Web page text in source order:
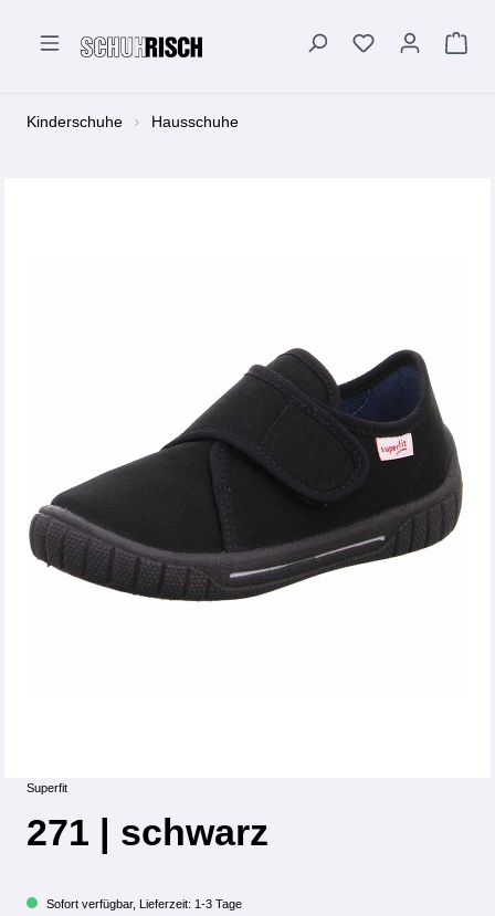
Kinderschuhe Hausschuhe
Superfit
271 | schwarz
Sofort verfügbar, Lieferzeit: 1-3 Tage